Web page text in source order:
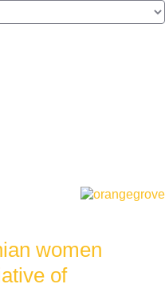
women
of